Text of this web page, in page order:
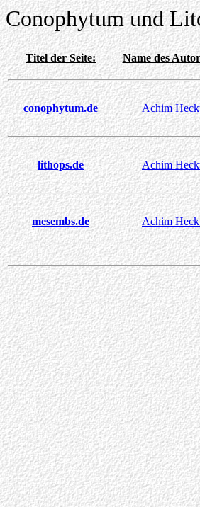
Conophytum und
Titel der Seite: Name des
conophytum.de Achim
lithops.de Achim
mesembs.de Achim